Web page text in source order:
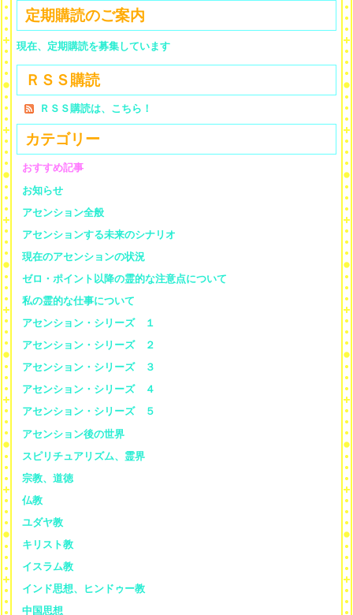
定期購読のご案内
現在、定期購読を募集しています
ＲＳＳ購読
ＲＳＳ購読は、こちら！
カテゴリー
おすすめ記事
お知らせ
アセンション全般
アセンションする未来のシナリオ
現在のアセンションの状況
ゼロ・ポイント以降の霊的な注意点について
私の霊的な仕事について
アセンション・シリーズ １
アセンション・シリーズ ２
アセンション・シリーズ ３
アセンション・シリーズ ４
アセンション・シリーズ ５
アセンション後の世界
スピリチュアリズム、霊界
宗教、道徳
仏教
ユダヤ教
キリスト教
イスラム教
インド思想、ヒンドゥー教
中国思想